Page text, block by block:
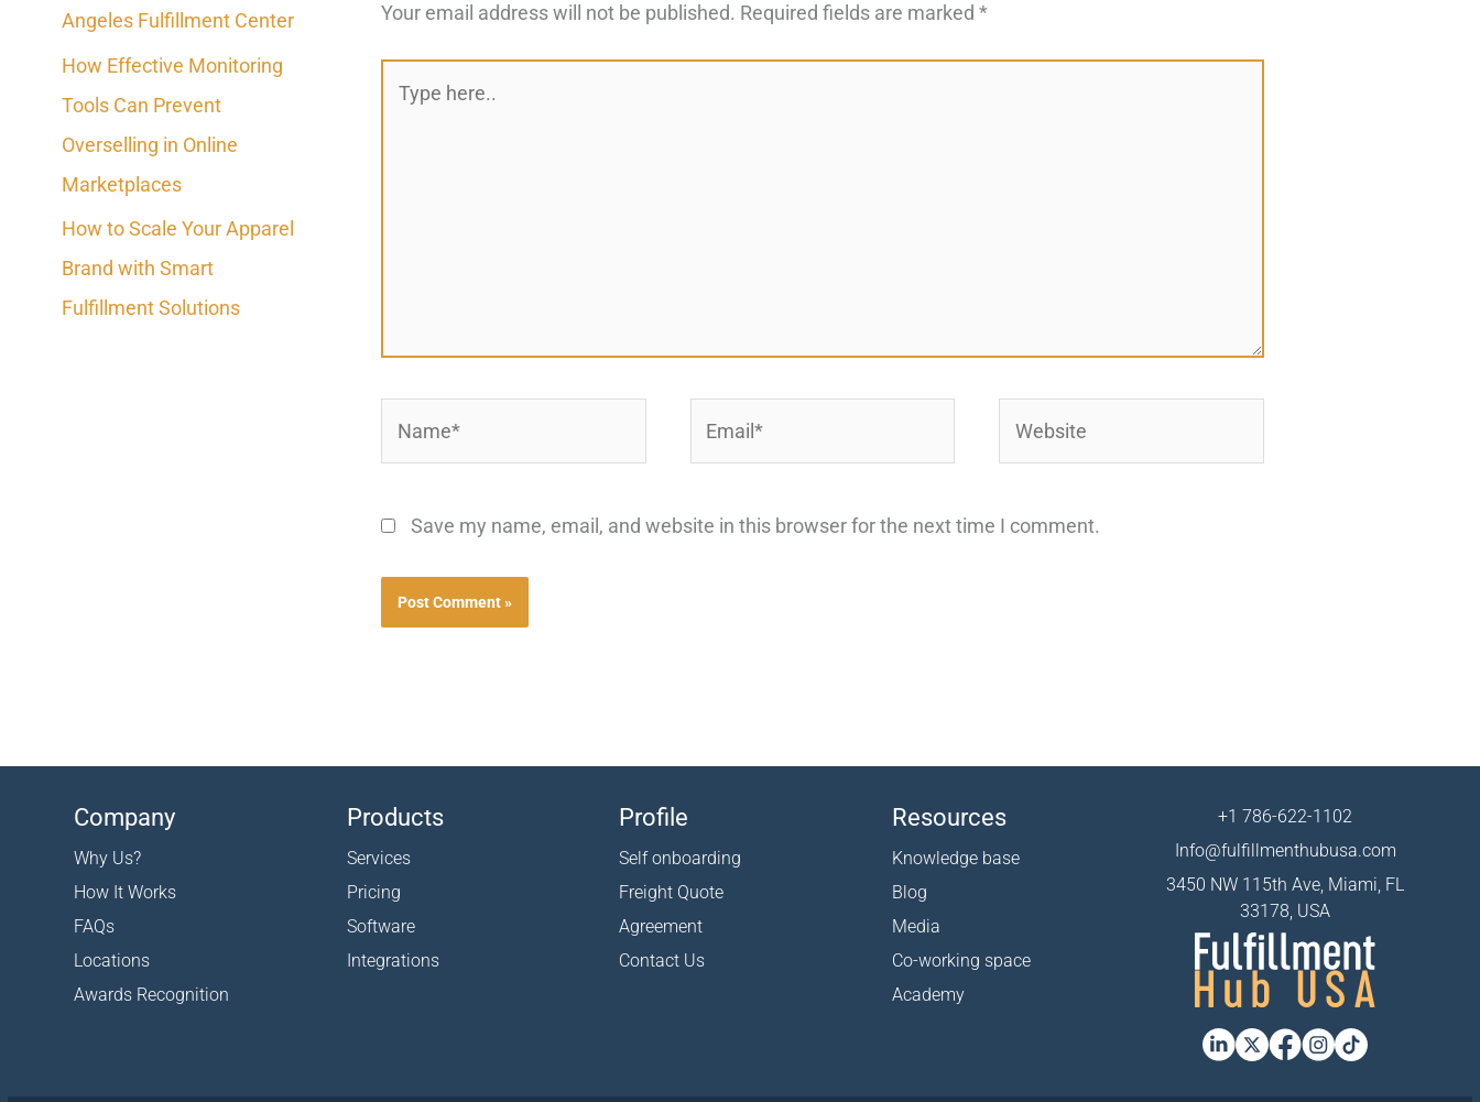
r
Angeles Fulfillment Center
How Effective Monitoring
Tools Can Prevent
Overselling in Online
Marketplaces
How to Scale Your Apparel
Brand with Smart
Fulfillment Solutions
Your email address will not be published. Required fields are marked *
here..
Save my name, email, and website in this browser for the next time I comment.
Company
Why Us?
How It Works
FAQs
Locations
Awards Recognition
Products
Services
Pricing
Software
Integrations
Profile
Self onboarding
Freight Quote
Agreement
Contact Us
Resources
Knowledge base
Blog
Media
Co-working space
Academy
+1 786-622-1102
Info@fulfillmenthubusa.com
3450 NW 115th Ave, Miami, FL
33178, USA